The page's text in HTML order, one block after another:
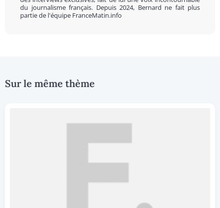
du journalisme français. Depuis 2024, Bernard ne fait plus
partie de l'équipe FranceMatin.info
Sur le même thème